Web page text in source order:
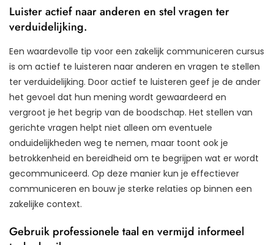
Luister actief naar anderen en stel vragen ter
verduidelijking.
Een waardevolle tip voor een zakelijk communiceren cursus
is om actief te luisteren naar anderen en vragen te stellen
ter verduidelijking. Door actief te luisteren geef je de ander
het gevoel dat hun mening wordt gewaardeerd en
vergroot je het begrip van de boodschap. Het stellen van
gerichte vragen helpt niet alleen om eventuele
onduidelijkheden weg te nemen, maar toont ook je
betrokkenheid en bereidheid om te begrijpen wat er wordt
gecommuniceerd. Op deze manier kun je effectiever
communiceren en bouw je sterke relaties op binnen een
zakelijke context.
Gebruik professionele taal en vermijd informeel